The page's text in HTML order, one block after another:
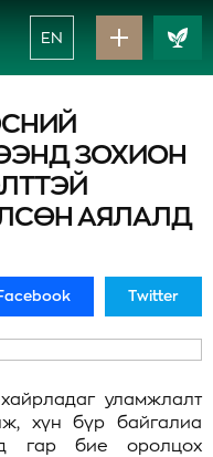
EN
ЗОХИОН
АЯЛАЛД
Twitter
уламжлалт
хүн бүр байгалиа
гар бие оролцох